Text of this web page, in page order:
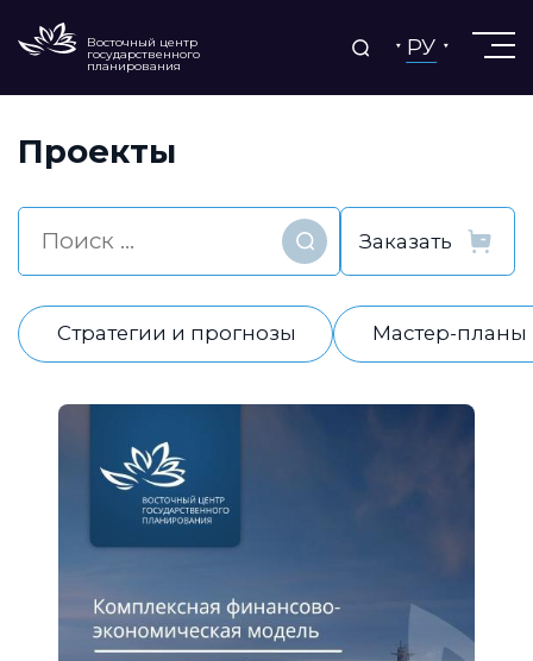
Восточный центр
государственного
планирования
РУ
Проекты
Найти
Стратегии и прогнозы Мастер-планы